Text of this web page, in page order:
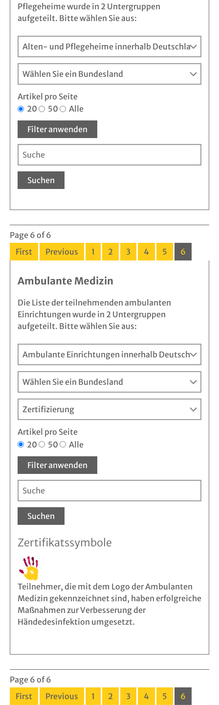
Pflegeheime wurde in 2 Untergruppen
aufgeteilt. Bitte wählen Sie aus:
Artikel pro Seite
20
50 Alle
Filter anwenden
Suchen
Page 6 of 6
First
Previous 1 2 3 4 5 6
Ambulante Medizin
Die Liste der teilnehmenden ambulanten
Einrichtungen wurde in 2 Untergruppen
aufgeteilt. Bitte wählen Sie aus:
Artikel pro Seite
20
50 Alle
Filter anwenden
Suchen
Zertifikatssymbole
Teilnehmer, die mit dem Logo der Ambulanten
Medizin gekennzeichnet sind, haben erfolgreiche
Maßnahmen zur Verbesserung der
Händedesinfektion umgesetzt.
Page 6 of 6
First
Previous 1 2 3 4 5 6